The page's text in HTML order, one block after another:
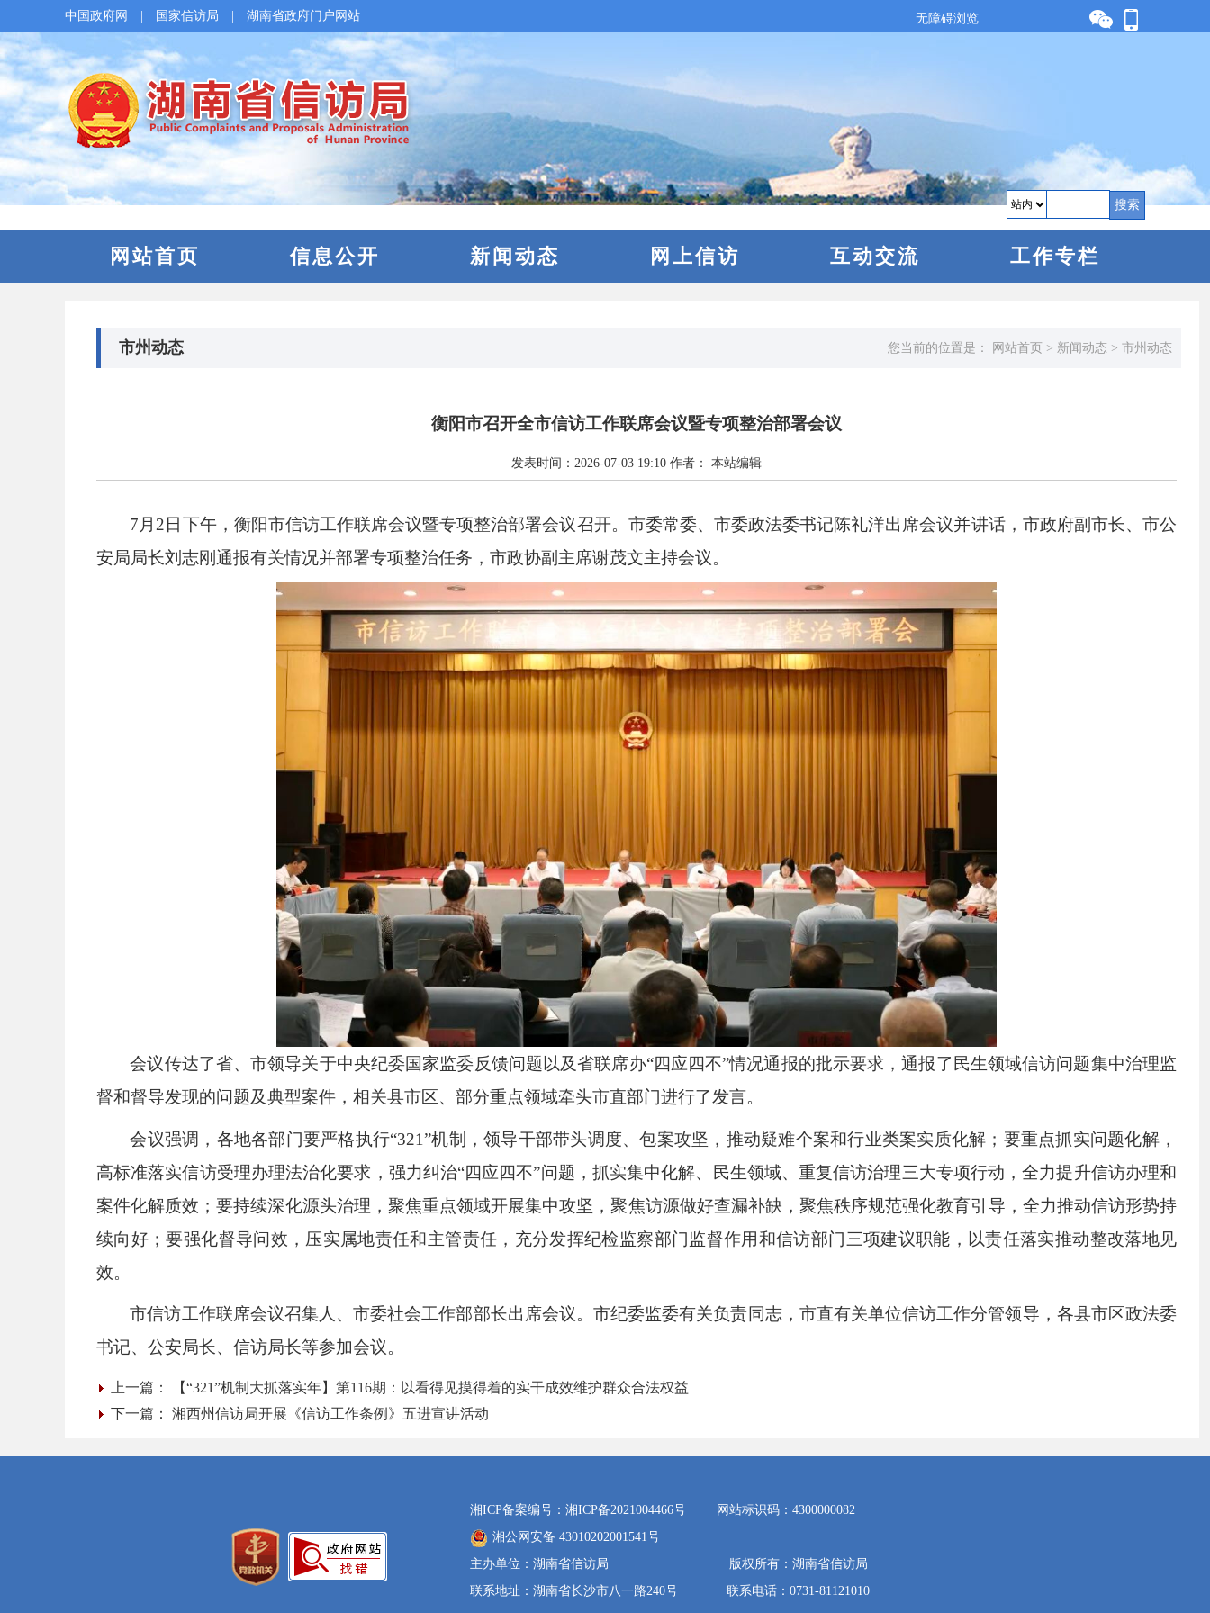
中国政府网 国家信访局 湖南省政府门户网站 无障碍浏览
搜索
网站首页 信息公开 新闻动态 网上信访 互动交流 工作专栏
市州动态 您当前的位置是： 网站首页 > 新闻动态 > 市州动态
衡阳市召开全市信访工作联席会议暨专项整治部署会议
发表时间： 2026-07-03 19:10 作者： 本站编辑
7月2日下午，衡阳市信访工作联席会议暨专项整治部署会议召开。市委常委、市委政法委书记陈礼洋出席会议并讲话，市政府副市长、市公
安局局长刘志刚通报有关情况并部署专项整治任务，市政协副主席谢茂文主持会议。
会议传达了省、市领导关于中央纪委国家监委反馈问题以及省联席办“四应四不”情况通报的批示要求，通报了民生领域信访问题集中治理监
督和督导发现的问题及典型案件，相关县市区、部分重点领域牵头市直部门进行了发言。
会议强调，各地各部门要严格执行“321”机制，领导干部带头调度、包案攻坚，推动疑难个案和行业类案实质化解；要重点抓实问题化解，
高标准落实信访受理办理法治化要求，强力纠治“四应四不”问题，抓实集中化解、民生领域、重复信访治理三大专项行动，全力提升信访办理和
案件化解质效；要持续深化源头治理，聚焦重点领域开展集中攻坚，聚焦访源做好查漏补缺，聚焦秩序规范强化教育引导，全力推动信访形势持
续向好；要强化督导问效，压实属地责任和主管责任，充分发挥纪检监察部门监督作用和信访部门三项建议职能，以责任落实推动整改落地见
效。
市信访工作联席会议召集人、市委社会工作部部长出席会议。市纪委监委有关负责同志，市直有关单位信访工作分管领导，各县市区政法委
书记、公安局长、信访局长等参加会议。
上一篇：
【“321”机制大抓落实年】第116期：以看得见摸得着的实干成效维护群众合法权益
下一篇：
湘西州信访局开展《信访工作条例》五进宣讲活动
湘ICP备案编号：湘ICP备2021004466号
网站标识码：4300000082
湘公网安备 43010202001541号
主办单位：湖南省信访局
版权所有：湖南省信访局
联系地址：湖南省长沙市八一路240号
联系电话：0731-81121010